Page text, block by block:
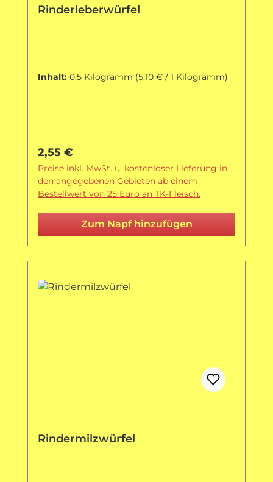
Rinderleberwürfel
Inhalt: 0.5 Kilogramm (5,10 € / 1 Kilogramm)
Regulärer Preis:
2,55 €
Preise inkl. MwSt. u. kostenloser Lieferung in
den angegebenen Gebieten ab einem
Bestellwert von 25 Euro an TK-Fleisch.
Zum Napf hinzufügen
Rindermilzwürfel